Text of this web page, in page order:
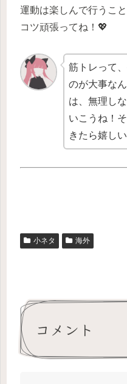
運動は楽しんで行うこ
コツ頑張ってね！💖
筋トレって
のが大事な
は、無理し
いこうね！
きたら嬉しい
小ネタ 海外
コメント